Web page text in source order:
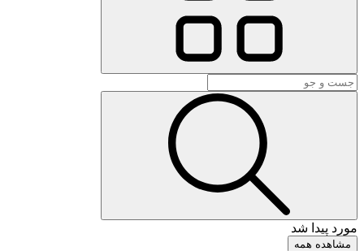
مورد پیدا شد
مشاهده همه